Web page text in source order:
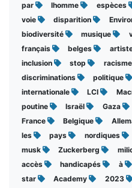
par
lhomme espèces
voie
disparition
biodiversité
musique
français
belges
inclusion
stop racisme
discriminations
politique
internationale
LCI
poutine
Israël Gaza
France
Belgique
les
pays nordiques
musk
Zuckerberg
accès
handicapés à
star
Academy 2023